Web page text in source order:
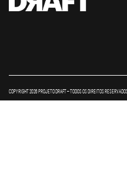
COPYRIGHT 2026 PROJETO DRAFT – TODOS OS DIREITOS